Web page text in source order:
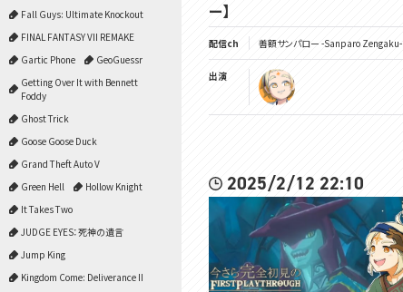
Fall Guys: Ultimate Knockout
FINAL FANTASY VII REMAKE
Gartic Phone
GeoGuessr
Getting Over It with Bennett
Foddy
Ghost Trick
Goose Goose Duck
Grand Theft Auto V
Green Hell
Hollow Knight
It Takes Two
JUDGE EYES：死神の遺言
Jump King
Kingdom Come: Deliverance II
ー】
配信ch 善額サンパロー -Sanparo Zengaku-
出演
2025/2/12 22:10